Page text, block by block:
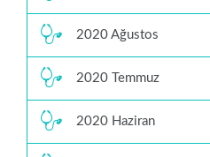
2020 Ağustos
2020 Temmuz
2020 Haziran